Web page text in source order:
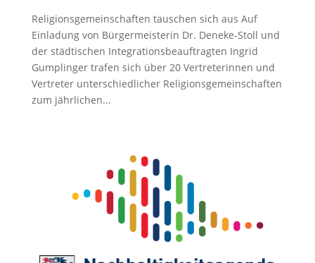
Religionsgemeinschaften tauschen sich aus Auf
Einladung von Bürgermeisterin Dr. Deneke-Stoll und
der städtischen Integrationsbeauftragten Ingrid
Gumplinger trafen sich über 20 Vertreterinnen und
Vertreter unterschiedlicher Religionsgemeinschaften
zum jährlichen...